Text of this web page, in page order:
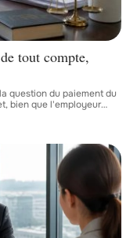
tout compte,
question du paiement du
bien que l'employeur…